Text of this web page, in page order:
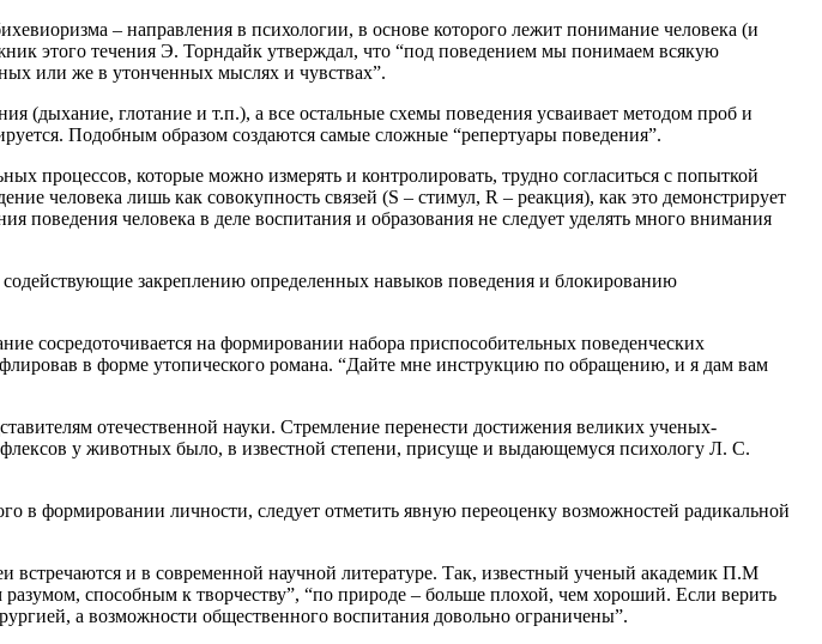
– направления в психологии, в основе которого лежит понимание человека (и
этого течения Э. Торндайк утверждал, что “под поведением мы понимаем всякую
или же в утонченных мыслях и чувствах”.
(дыхание, глотание и т.п.), а все остальные схемы поведения усваивает методом проб и
Подобным образом создаются самые сложные “репертуары поведения”.
процессов, которые можно измерять и контролировать, трудно согласиться с попыткой
человека лишь как совокупность связей (S – стимул, R – реакция), как это демонстрирует
человека в деле воспитания и образования не следует уделять много внимания
закреплению определенных навыков поведения и блокированию
сосредоточивается на формировании набора приспособительных поведенческих
в форме утопического романа. “Дайте мне инструкцию по обращению, и я дам вам
отечественной науки. Стремление перенести достижения великих ученых-
у животных было, в известной степени, присуще и выдающемуся психологу Л. С.
в формировании личности, следует отметить явную переоценку возможностей радикальной
и в современной научной литературе. Так, известный ученый академик П.M
способным к творчеству”, “по природе – больше плохой, чем хороший. Если верить
а возможности общественного воспитания довольно ограничены”.